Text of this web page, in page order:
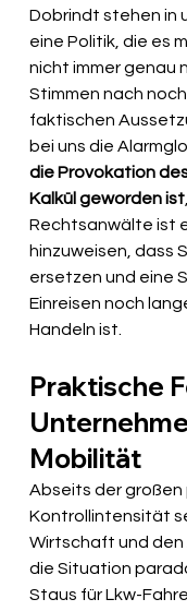
Dobrindt stehen in
eine Politik, die es
nicht immer genau
Stimmen nach
faktischen
bei uns die
die Provokation
Kalkül geworden ist
Rechtsanwälte ist
hinzuweisen, dass
ersetzen und eine
Einreisen noch
Handeln ist.
Praktische
Mobilität
Abseits der großen
Kontrollintensität
Wirtschaft und
die Situation
Staus für Lkw-